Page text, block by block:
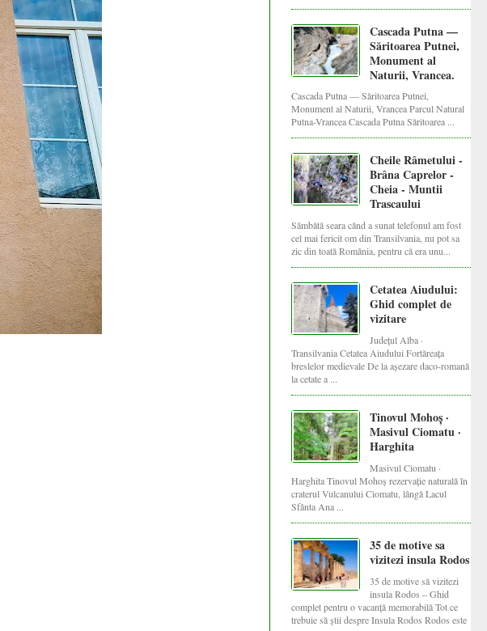
Cascada Putna —
Săritoarea Putnei,
Monument al
Naturii, Vrancea.
Cascada Putna — Săritoarea Putnei,
Monument al Naturii, Vrancea Parcul Natural
Putna-Vrancea Cascada Putna Săritoarea ...
Cheile Râmetului -
Brâna Caprelor -
Cheia - Muntii
Trascaului
Sâmbătă seara când a sunat telefonul am fost
cel mai fericit om din Transilvania, nu pot sa
zic din toată România, pentru că era unu...
Cetatea Aiudului:
Ghid complet de
vizitare
Județul Alba ·
Transilvania Cetatea Aiudului Fortăreața
breslelor medievale De la așezare daco-romană
la cetate a ...
Tinovul Mohoș ·
Masivul Ciomatu ·
Harghita
Masivul Ciomatu ·
Harghita Tinovul Mohoș rezervație naturală în
craterul Vulcanului Ciomatu, lângă Lacul
Sfânta Ana ...
35 de motive sa
vizitezi insula Rodos
35 de motive să vizitezi
insula Rodos – Ghid
complet pentru o vacanță memorabilă Tot ce
trebuie să știi despre Insula Rodos Rodos este